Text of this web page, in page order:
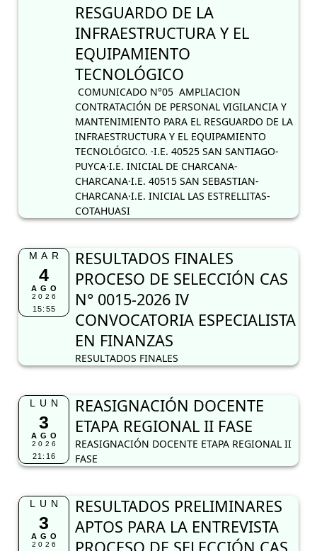
RESGUARDO DE LA
INFRAESTRUCTURA Y EL
EQUIPAMIENTO
TECNOLÓGICO
COMUNICADO N°05 AMPLIACION
CONTRATACIÓN DE PERSONAL VIGILANCIA Y
MANTENIMIENTO PARA EL RESGUARDO DE LA
INFRAESTRUCTURA Y EL EQUIPAMIENTO
TECNOLÓGICO. ·I.E. 40525 SAN SANTIAGO-
PUYCA·I.E. INICIAL DE CHARCANA-
CHARCANA·I.E. 40515 SAN SEBASTIAN-
CHARCANA·I.E. INICIAL LAS ESTRELLITAS-
COTAHUASI
MAR
4
AGO
2026
15:55
RESULTADOS FINALES
PROCESO DE SELECCIÓN CAS
N° 0015-2026 IV
CONVOCATORIA ESPECIALISTA
EN FINANZAS
RESULTADOS FINALES
LUN
3
AGO
2026
21:16
REASIGNACIÓN DOCENTE
ETAPA REGIONAL II FASE
REASIGNACIÓN DOCENTE ETAPA REGIONAL II
FASE
LUN
3
AGO
2026
RESULTADOS PRELIMINARES
APTOS PARA LA ENTREVISTA